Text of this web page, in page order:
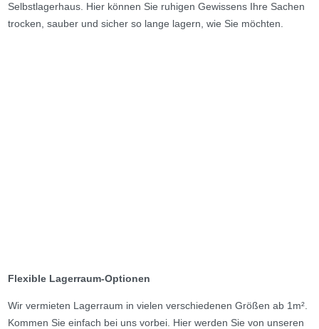
Selbstlagerhaus. Hier können Sie ruhigen Gewissens Ihre Sachen
trocken, sauber und sicher so lange lagern, wie Sie möchten.
Flexible Lagerraum-Optionen
Wir vermieten Lagerraum in vielen verschiedenen Größen ab 1m².
Kommen Sie einfach bei uns vorbei. Hier werden Sie von unseren